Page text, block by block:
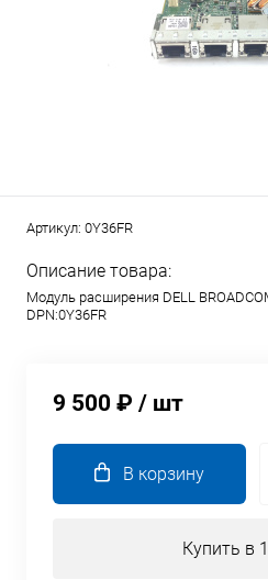
Артикул: 0Y36FR
Описание товара:
Модуль расширения DELL
DPN:0Y36FR
9 500 ₽ / шт
В корзину
Купить в